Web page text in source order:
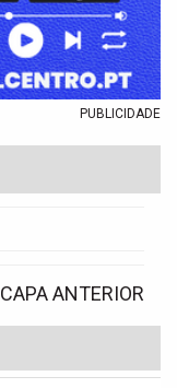
PUBLICIDADE
CAPA ANTERIOR